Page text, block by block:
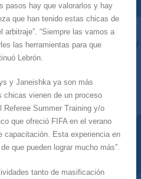
pasos hay que valorarlos y hay
que han tenido estas chicas de
“Siempre las vamos a
las herramientas para que
Lebrón.
y Janeishka ya son más
chicas vienen de un proceso
Referee Summer Training y/o
que ofreció FIFA en el verano
capacitación. Esta experiencia en
que pueden lograr mucho más”.
tanto de masificación